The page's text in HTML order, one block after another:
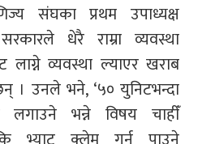
संघका प्रथम उपाध्यक्ष
धेरै राम्रा व्यवस्था
लाग्ने व्यवस्था ल्याएर खराब
। उनले भने, ‘५० युनिटभन्दा
लगाउने भन्ने विषय चाहीँ